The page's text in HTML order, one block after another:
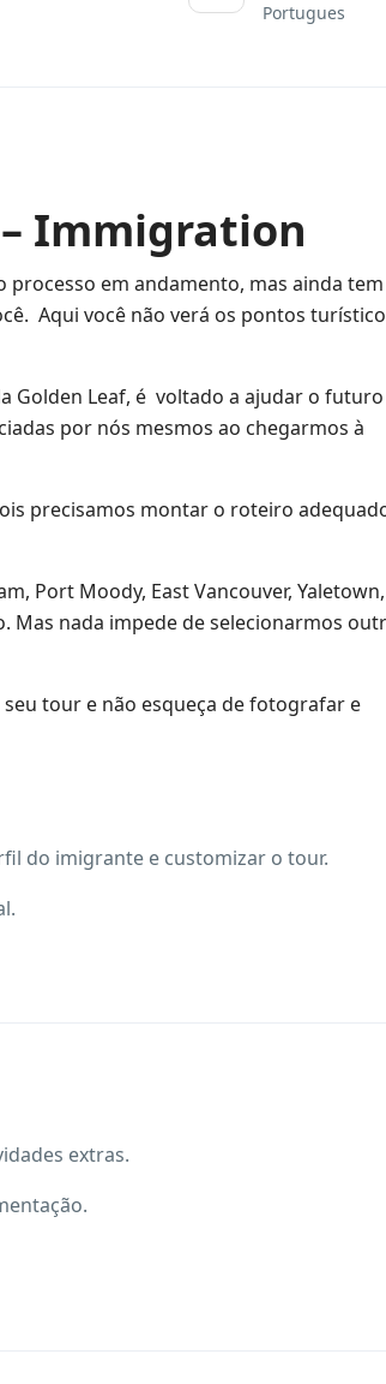
Portugues
Immigration
processo em andamento, mas ainda tem
Aqui você não verá os pontos
Golden Leaf, é voltado a ajudar o futuro
por nós mesmos ao chegarmos à
precisamos montar o roteiro
Port Moody, East Vancouver, Yaletown,
Mas nada impede de selecionarmos
tour e não esqueça de fotografar e
do imigrante e customizar o tour.
extras.